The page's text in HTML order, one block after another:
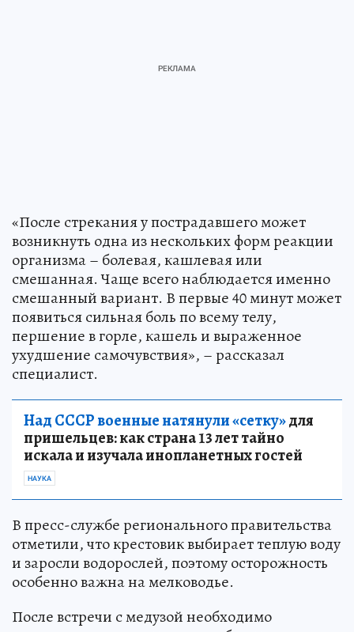
«После стрекания у пострадавшего может
возникнуть одна из нескольких форм реакции
организма – болевая, кашлевая или
смешанная. Чаще всего наблюдается именно
смешанный вариант. В первые 40 минут может
появиться сильная боль по всему телу,
першение в горле, кашель и выраженное
ухудшение самочувствия», – рассказал
специалист.
Над СССР военные натянули «сетку»для
пришельцев: как страна 13 лет тайно
искала и изучала инопланетных гостей
НАУКА
В пресс-службе регионального правительства
отметили, что крестовик выбирает теплую воду
и заросли водорослей, поэтому осторожность
особенно важна на мелководье.
После встречи с медузой необходимо